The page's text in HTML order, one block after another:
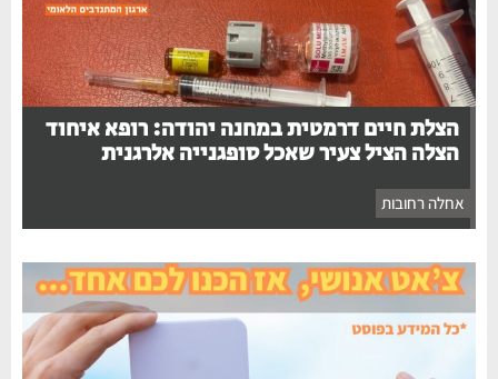
הצלת חיים דרמטית במחנה יהודה: רופא איחוד
הצלה הציל צעיר שאכל סופגנייה אלרגנית
אחלה רחובות